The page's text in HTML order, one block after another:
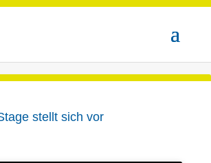
stellt sich vor